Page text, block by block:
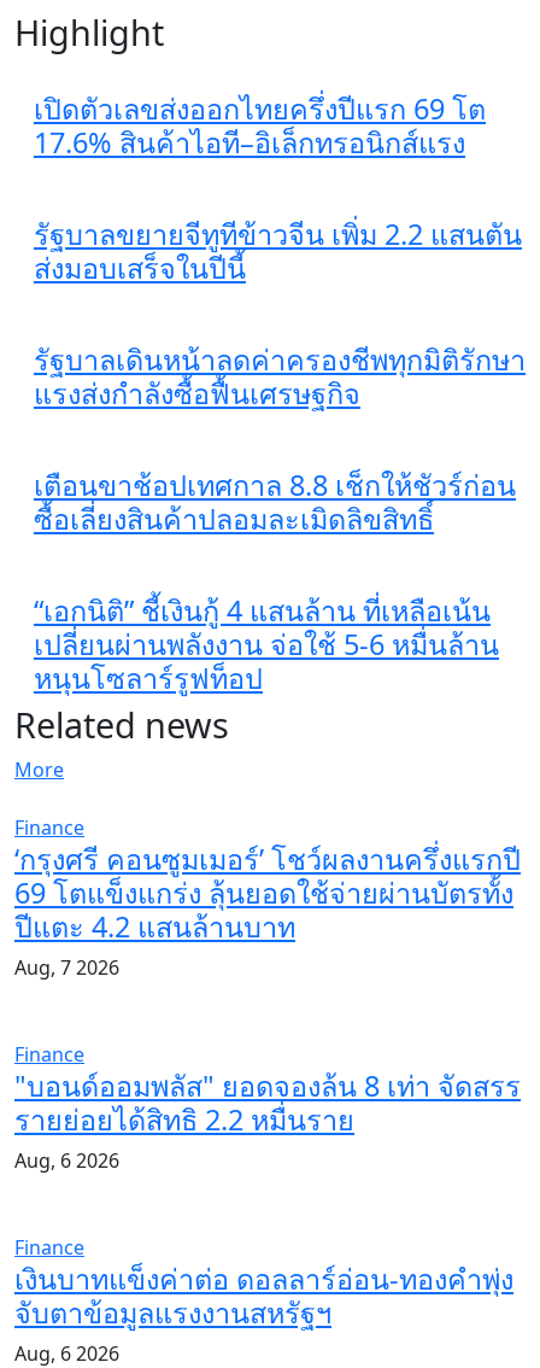
Highlight
เปิดตัวเลขส่งออกไทยครึ่งปีแรก 69 โต
17.6% สินค้าไอที–อิเล็กทรอนิกส์แรง
รัฐบาลขยายจีทูทีข้าวจีน เพิ่ม 2.2 แสนตัน
ส่งมอบเสร็จในปีนี้
รัฐบาลเดินหน้าลดค่าครองชีพทุกมิติรักษา
แรงส่งกำลังซื้อฟื้นเศรษฐกิจ
เตือนขาช้อปเทศกาล 8.8 เช็กให้ชัวร์ก่อน
ซื้อเลี่ยงสินค้าปลอมละเมิดลิขสิทธิ์
“เอกนิติ” ชี้เงินกู้ 4 แสนล้าน ที่เหลือเน้น
เปลี่ยนผ่านพลังงาน จ่อใช้ 5-6 หมื่นล้าน
หนุนโซลาร์รูฟท็อป
Related news
More
Finance
‘กรุงศรี คอนซูมเมอร์’ โชว์ผลงานครึ่งแรกปี
69 โตแข็งแกร่ง ลุ้นยอดใช้จ่ายผ่านบัตรทั้ง
ปีแตะ 4.2 แสนล้านบาท
Aug, 7 2026
Finance
"บอนด์ออมพลัส" ยอดจองล้น 8 เท่า จัดสรร
รายย่อยได้สิทธิ 2.2 หมื่นราย
Aug, 6 2026
Finance
เงินบาทแข็งค่าต่อ ดอลลาร์อ่อน-ทองคำพุ่ง
จับตาข้อมูลแรงงานสหรัฐฯ
Aug, 6 2026